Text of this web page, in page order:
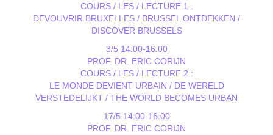
COURS / LES / LECTURE 1 :
DEVOUVRIR BRUXELLES / BRUSSEL ONTDEKKEN /
DISCOVER BRUSSELS
3/5 14:00-16:00
PROF. DR. ERIC CORIJN
COURS / LES / LECTURE 2 :
LE MONDE DEVIENT URBAIN / DE WERELD
VERSTEDELIJKT / THE WORLD BECOMES URBAN
17/5 14:00-16:00
PROF. DR. ERIC CORIJN